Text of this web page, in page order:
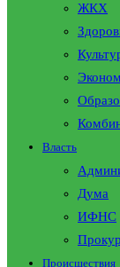
ЖКХ
Власть
Дума
ИФНС
Происшествия